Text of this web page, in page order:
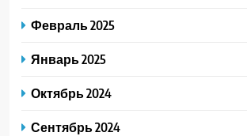
Февраль 2025
Январь 2025
Октябрь 2024
Сентябрь 2024